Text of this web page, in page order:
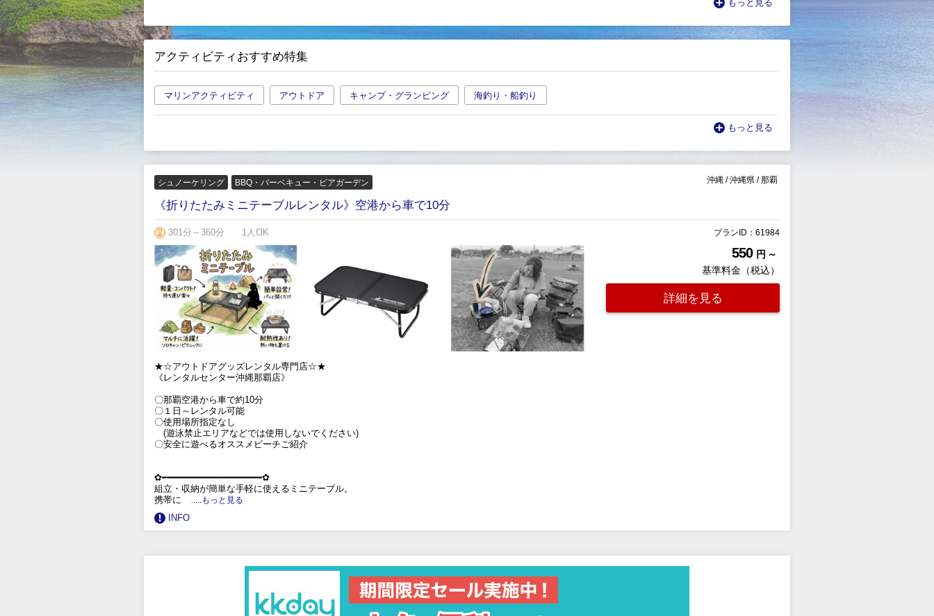
もっと見る
アクティビティおすすめ特集
マリンアクティビティ アウトドア キャンプ・グランピング 海釣り・船釣り
もっと見る
シュノーケリング BBQ・バーベキュー・ビアガーデン 沖縄 / 沖縄県 / 那覇
《折りたたみミニテーブルレンタル》空港から車で10分
301分～360分 1人OK プランID：61984
550 円 ～
基準料金（税込）
詳細を見る
★☆アウトドアグッズレンタル専門店☆★
《レンタルセンター沖縄那覇店》
〇那覇空港から車で約10分
〇１日～レンタル可能
〇使用場所指定なし
(遊泳禁止エリアなどでは使用しないでください)
〇安全に遊べるオススメビーチご紹介
✿━━━━━━━━━━━━━━━━━━✿
組立・収納が簡単な手軽に使えるミニテーブル。
携帯に
.....もっと見る
INFO